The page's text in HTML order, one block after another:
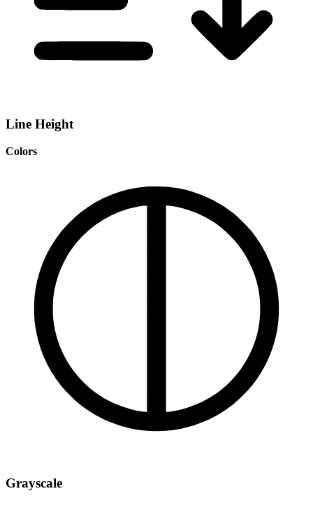
Line Height
Colors
Grayscale